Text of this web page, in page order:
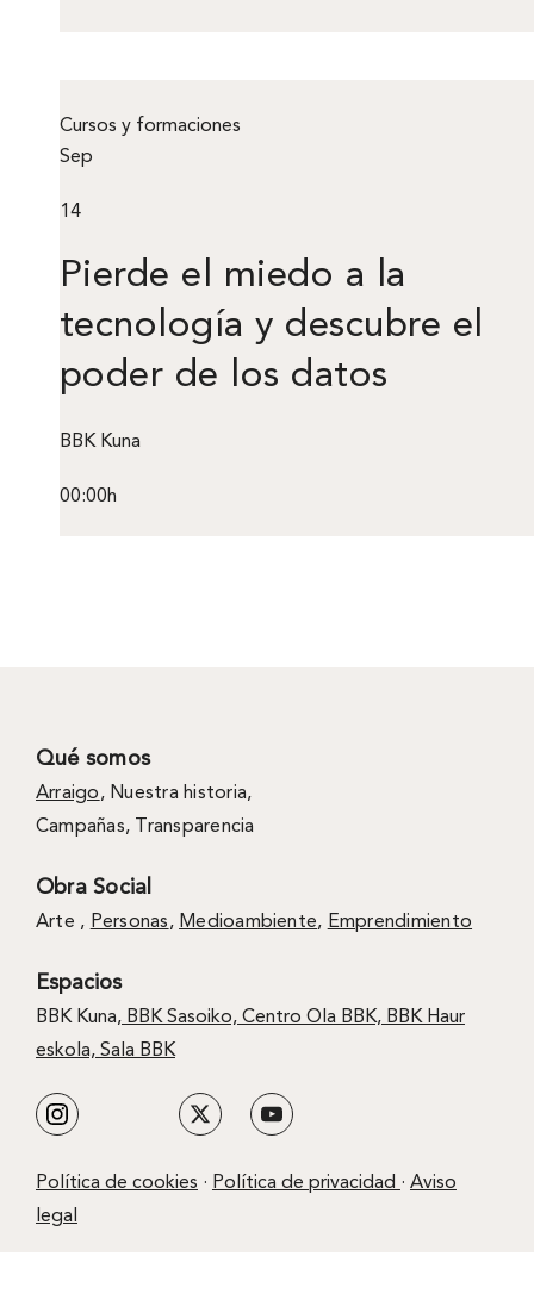
Cursos y formaciones
Sep
14
Pierde el miedo a la
tecnología y descubre el
poder de los datos
BBK Kuna
00:00h
Qué somos
Arraigo, Nuestra historia,
Campañas, Transparencia
Obra Social
Arte , Personas, Medioambiente, Emprendimiento
Espacios
BBK Kuna, BBK Sasoiko, Centro Ola BBK, BBK Haur
eskola, Sala BBK
Política de cookies · Política de privacidad · Aviso
legal